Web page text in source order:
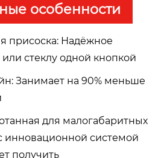
особенности
присоска: Надёжное
стеклу одной кнопкой
Занимает на 90% меньше
для малогабаритных
инновационной системой
получить